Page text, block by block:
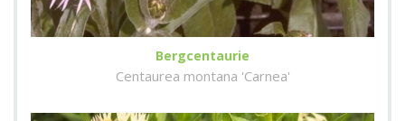
Bergcentaurie
Centaurea montana 'Carnea'